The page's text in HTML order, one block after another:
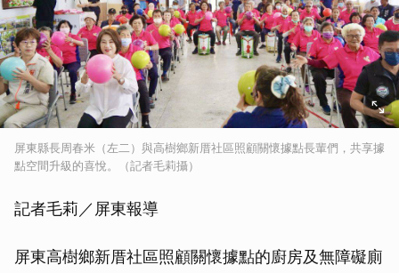
屏東縣長周春米（左二）與高樹鄉新厝社區照顧關懷據點長輩們，共享據
點空間升級的喜悅。（記者毛莉攝）
記者毛莉／屏東報導
屏東高樹鄉新厝社區照顧關懷據點的廚房及無障礙廁